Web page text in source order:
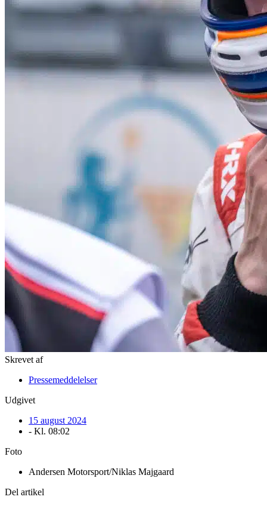
Skrevet af
Pressemeddelelser
Udgivet
15 august 2024
- Kl. 08:02
Foto
Andersen Motorsport/Niklas Majgaard
Del artikel